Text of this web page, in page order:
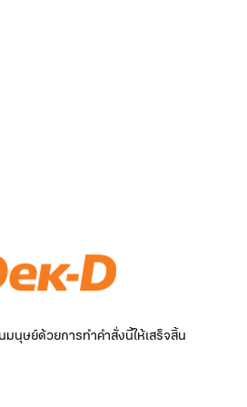
นุษย์ด้วยการทำคำสั่งนี้ให้เสร็จสิ้น